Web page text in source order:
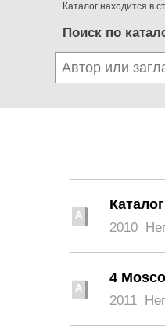
Каталог находится в
Поиск по
2010
4
2011